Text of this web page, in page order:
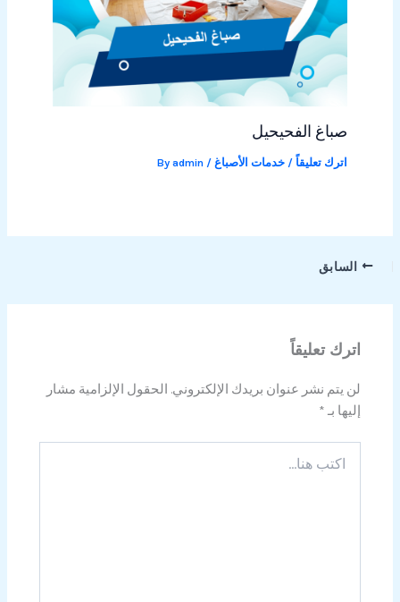
صباغ الفحيحيل
اترك تعليقاً / خدمات الأصباغ / By
admin
السابق
اترك تعليقاً
لن يتم نشر عنوان بريدك الإلكتروني. الحقول الإلزامية مشار
إليها بـ *
هنا...